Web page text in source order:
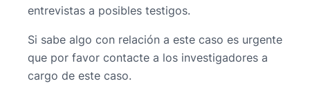
entrevistas a posibles testigos.
Si sabe algo con relación a este caso es urgente
que por favor contacte a los investigadores a
cargo de este caso.